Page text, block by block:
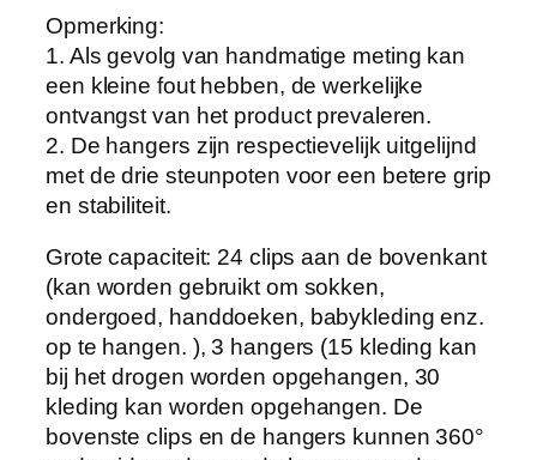
k
K
l
e
d
i
n
g
s
t
u
k
O
p
Opmerking:
1. Als gevolg van handmatige meting kan
een kleine fout hebben, de werkelijke
ontvangst van het product prevaleren.
2. De hangers zijn respectievelijk uitgelijnd
met de drie steunpoten voor een betere grip
en stabiliteit.
Grote capaciteit: 24 clips aan de bovenkant
(kan worden gebruikt om sokken,
ondergoed, handdoeken, babykleding enz.
op te hangen. ), 3 hangers (15 kleding kan
bij het drogen worden opgehangen, 30
kleding kan worden opgehangen. De
bovenste clips en de hangers kunnen 360°